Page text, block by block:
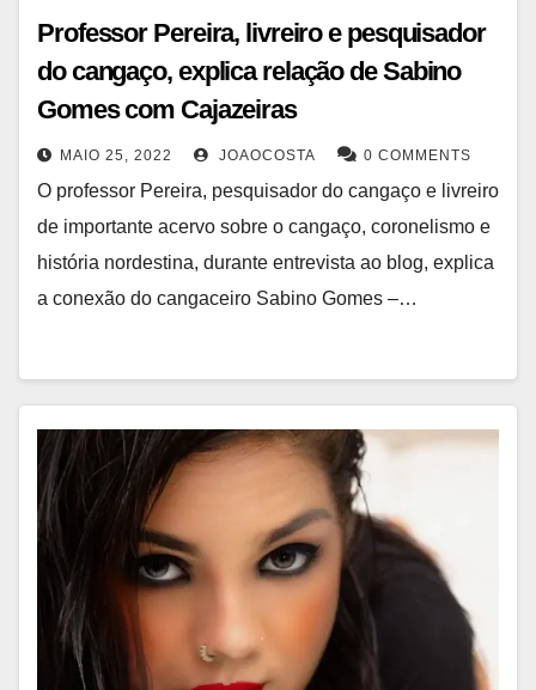
Professor Pereira, livreiro e pesquisador
do cangaço, explica relação de Sabino
Gomes com Cajazeiras
MAIO 25, 2022 JOAOCOSTA 0 COMMENTS
O professor Pereira, pesquisador do cangaço e livreiro
de importante acervo sobre o cangaço, coronelismo e
história nordestina, durante entrevista ao blog, explica
a conexão do cangaceiro Sabino Gomes –…